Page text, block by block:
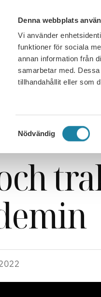
Denna webbplats
Vi använder
funktioner för sociala
annan information från
samarbetar med.
tillhandahållit eller som
Samtyckesval
Nödvändig